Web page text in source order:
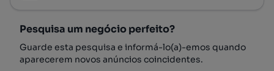
Pesquisa um negócio perfeito?
Guarde esta pesquisa e informá-lo(a)-emos quando
aparecerem novos anúncios coincidentes.